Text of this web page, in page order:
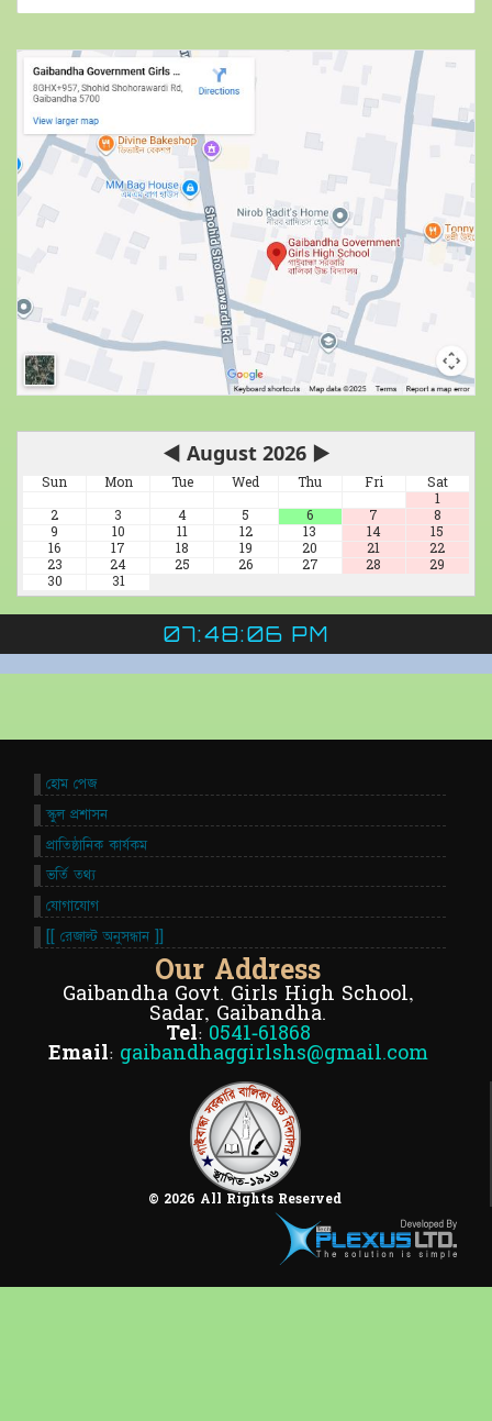
◀ August 2026 ▶
Sun Mon Tue Wed Thu Fri
Sat
1
2
3 4 5 6 7
8
9
10 11 12 13 14
15
16
17 18 19 20 21
22
23
24 25 26 27 28
29
30
31
07:48:06 PM
© 2026 All Rights Reserved
Our Address
Gaibandha Govt. Girls High School,
Sadar, Gaibandha.
Tel: 0541-61868
Email: gaibandhaggirlshs@gmail.com
হোম পেজ
স্কুল প্রশাসন
প্রাতিষ্ঠানিক কার্যকম
ভর্তি তথ্য
যোগাযোগ
[[ রেজাল্ট অনুসন্ধান ]]